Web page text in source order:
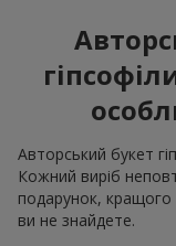
Авторський букет
Кожний виріб
подарунок, кращого
ви не знайдете.